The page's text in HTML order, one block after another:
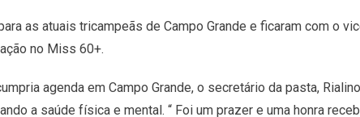
as atuais tricampeãs de Campo Grande e ficaram com o
no Miss 60+.
agenda em Campo Grande, o secretário da pasta,
a saúde física e mental. “ Foi um prazer e uma honra